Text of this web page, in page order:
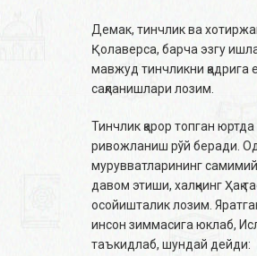
Демак, тинчлик ва
Қолаверса, барча эзгу
мавжуд тинчликни қадрига
сақланишлари лозим.
Тинчлик қарор топган
ривожланиш рўй беради.
мурувватларининг
давом этиши, халқнинг
осойишталик лозим.
инсон зиммасига юклаб,
таъкидлаб, шундай дейди: